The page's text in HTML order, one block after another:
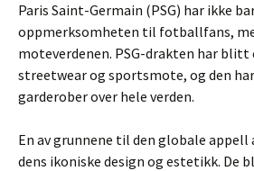
Paris Saint-Germain (PSG) har ikke
oppmerksomheten til fotballfans,
moteverdenen. PSG-drakten har blitt
streetwear og sportsmote, og den
garderober over hele verden.
En av grunnene til den globale appell
dens ikoniske design og estetikk. De